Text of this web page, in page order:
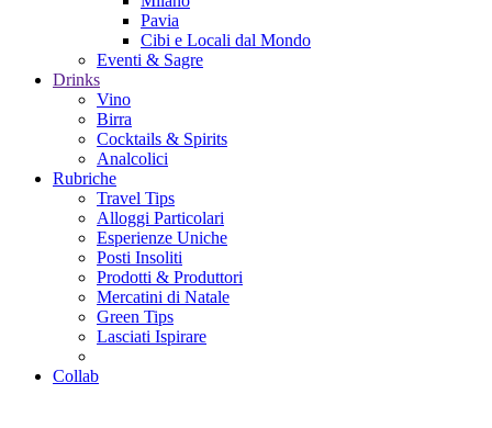
Pavia
Cibi e Locali dal Mondo
Eventi & Sagre
Drinks
Vino
Birra
Cocktails & Spirits
Analcolici
Rubriche
Travel Tips
Alloggi Particolari
Esperienze Uniche
Posti Insoliti
Prodotti & Produttori
Mercatini di Natale
Green Tips
Lasciati Ispirare
Collab